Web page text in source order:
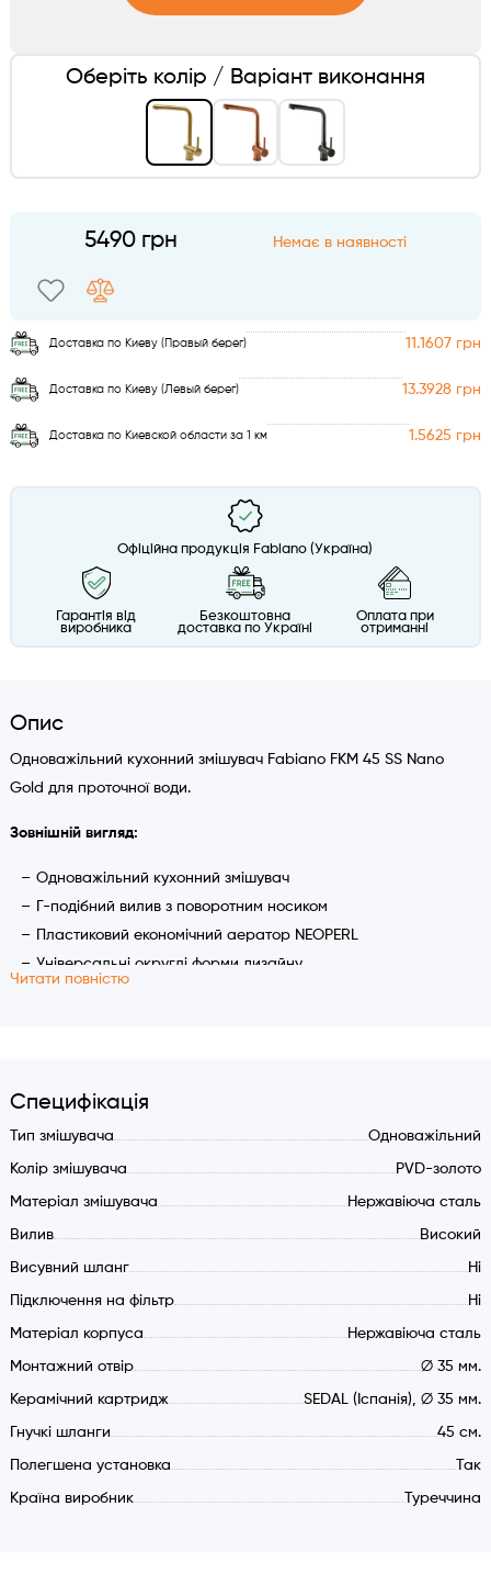
Viber
5490 грн Немає в наявності
Оберіть колір / Варіант виконання
Доставка по Киеву (Правый берег) 11.1607 грн
Доставка по Киеву (Левый берег) 13.3928 грн
Доставка по Киевской области за 1 км 1.5625 грн
Офіційна продукція Fabiano (Україна)
Гарантія від
виробника
Безкоштовна
доставка по Україні
Оплата при
отриманні
Опис
Одноважільний кухонний змішувач Fabiano FKM 45 SS Nano
Gold для проточної води.
Зовнішній вигляд:
Одноважільний кухонний змішувач
Г-подібний вилив з поворотним носиком
Пластиковий економічний аератор NEOPERL
Універсальні округлі форми дизайну
Одноважільний кухонний змішувач
Універсальні округлі форми дизайну
Підключення гарячої та холодної води
Кут повороту виливу 360 градусів
Гнучкі шланги 45 см.
Сітка-фільтр механічних забруднень технічної води (2
Керамічний дисковий картридж SEDAL 35 мм. для
технічної води
Матеріал змішувача: нержавіюча сталь марки SUS304
Читати повністю
Специфікація
Тип змішувача Одноважільний
Колір змішувача PVD-золото
Матеріал змішувача Нержавіюча сталь
Вилив Високий
Висувний шланг Ні
Підключення на фільтр Ні
Матеріал корпуса Нержавіюча сталь
Монтажний отвір ∅ 35 мм.
Керамічний картридж SEDAL (Іспанія), ∅ 35 мм.
Гнучкі шланги 45 см.
Полегшена установка Так
Країна виробник Туреччина